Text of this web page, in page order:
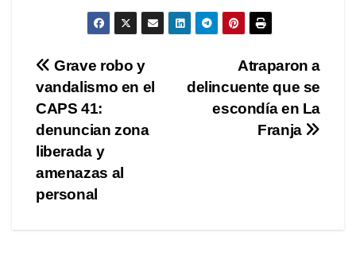
Navegación
de
entradas
Atraparon a
delincuente que se
escondía en La
Franja
Grave robo y
vandalismo en el
CAPS 41:
denuncian zona
liberada y
amenazas al
personal